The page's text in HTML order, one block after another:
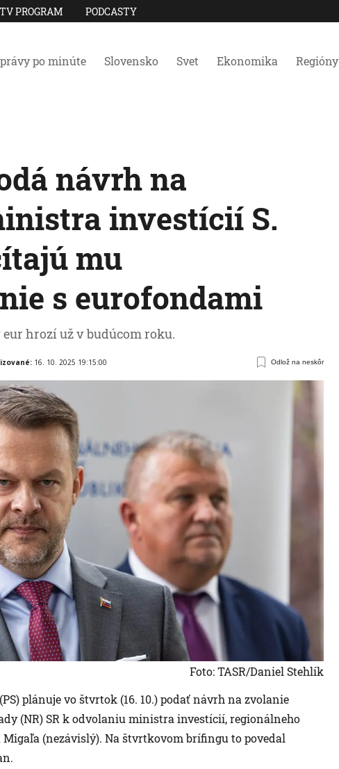
TV PROGRAM PODCASTY
po minúte Slovensko Svet Ekonomika Regióny
návrh na
investícií S.
mu
s eurofondami
hrozí už v budúcom roku.
16. 10. 2025 19:15:00 Odlož na neskôr
Foto: TASR/Daniel Stehlík
plánuje vo štvrtok (16. 10.) podať návrh na zvolanie
(NR) SR k odvolaniu ministra investícií, regionálneho
(nezávislý). Na štvrtkovom brífingu to povedal